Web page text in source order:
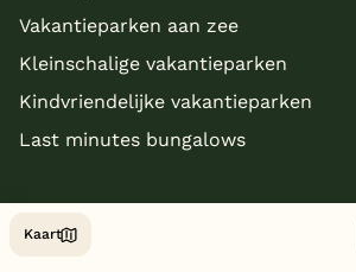
Kaart
Vakantieparken aan zee
Kleinschalige vakantieparken
Kindvriendelijke vakantieparken
Last minutes bungalows
© Copyright 2026 -